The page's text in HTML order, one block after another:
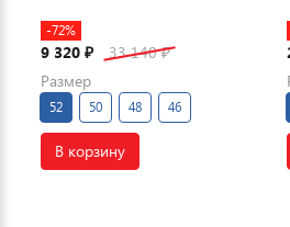
-72%
9 320 ₽ 33 140₽
Размер
52 50 48 46
В корзину